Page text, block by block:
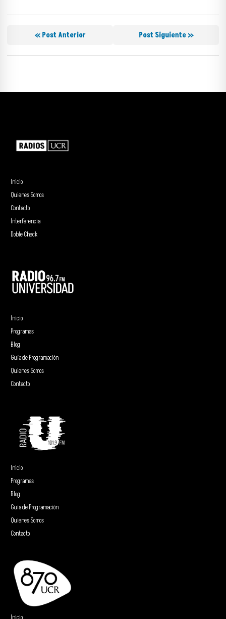
« Post Anterior Post Siguiente »
Inicio
Quienes Somos
Contacto
Interferencia
Doble Check
Inicio
Programas
Blog
Guía de Programación
Quienes Somos
Contacto
Inicio
Programas
Blog
Guía de Programación
Quienes Somos
Contacto